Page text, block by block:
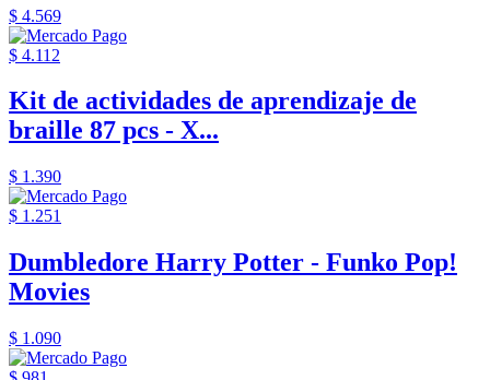
$ 4.569
$ 4.112
Kit de actividades de aprendizaje de
braille 87 pcs - X...
$ 1.390
$ 1.251
Dumbledore Harry Potter - Funko Pop!
Movies
$ 1.090